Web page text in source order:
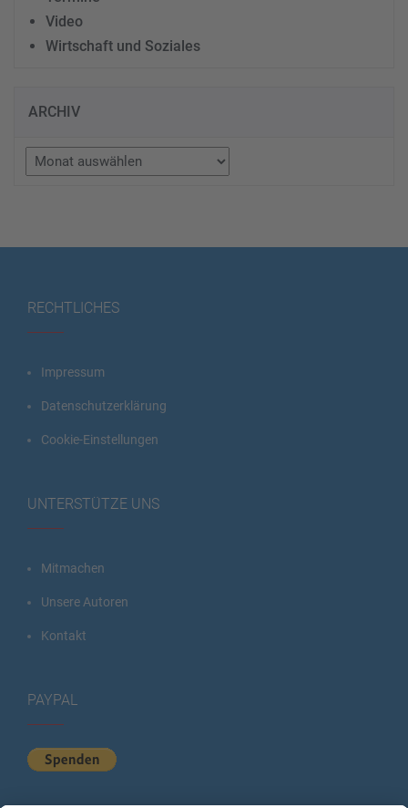
Video
Wirtschaft und Soziales
ARCHIV
Archiv
RECHTLICHES
Impressum
Datenschutzerklärung
Cookie-Einstellungen
UNTERSTÜTZE UNS
Mitmachen
Unsere Autoren
Kontakt
PAYPAL